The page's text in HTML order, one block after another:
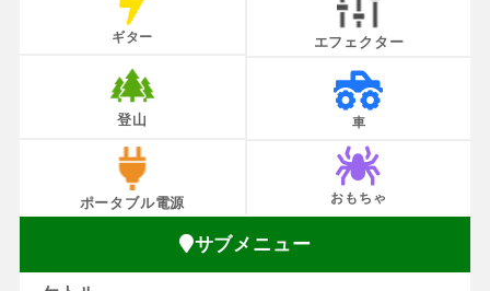
ギター エフェクター
登山 車
ポータブル電源 おもちゃ
サブメニュー